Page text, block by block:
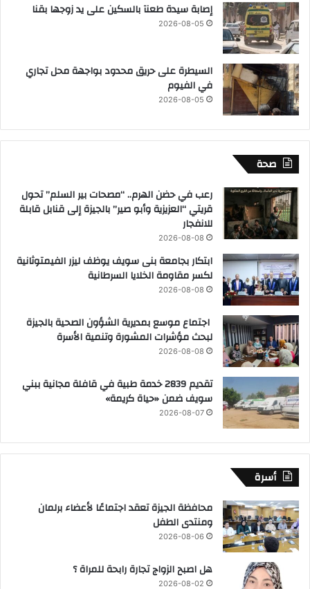
إصابة سيدة طعنآ بالسكين على يد زوجها بقنا
2026-08-05
السيطرة على حريق محدود بواجهة محل تجاري
في الفيوم
2026-08-05
صحة
رعب في حضن الهرم.. “مصحات بير السلم” تحول
قريتي “العزيزية وأبو صير” بالجيزة إلى قنابل قابلة
للانفجار
2026-08-08
ابتكار بجامعة بنى سويف يوظف ليزر الفيمتوثانية
لكسر مقاومة الخلايا السرطانية
2026-08-08
اجتماع موسع بمديرية الشؤون الصحية بالجيزة
لبحث مؤشرات المشورة وتنمية الأسرة
2026-08-08
تقديم 2839 خدمة طبية في قافلة مجانية ببني
سويف ضمن «حياة كريمة»
2026-08-07
أسرة
محافظة الجيزة تعقد اجتماعًا لأعضاء برلمان
ومنتدى الطفل
2026-08-06
هل اصبح الزواج تجارة رابحة للمراة ؟
2026-08-02